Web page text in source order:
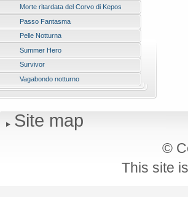
Morte ritardata del Corvo di Kepos
Passo Fantasma
Pelle Notturna
Summer Hero
Survivor
Vagabondo notturno
Site map
©
This site